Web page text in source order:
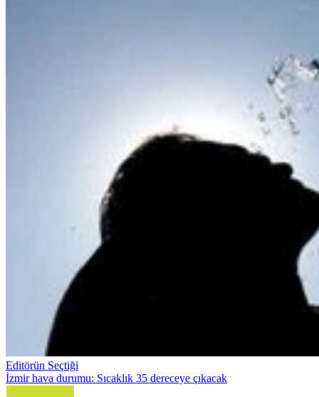
Editörün Seçtiği
İzmir hava durumu: Sıcaklık 35 dereceye çıkacak